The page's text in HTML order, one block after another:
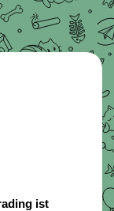
ist